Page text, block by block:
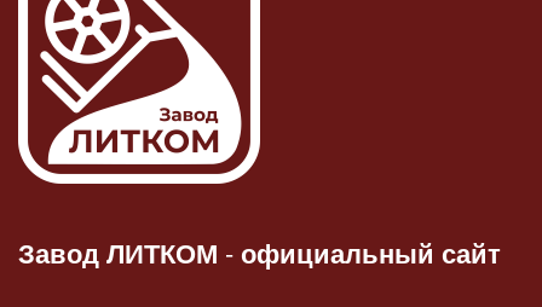
Завод ЛИТКОМ -официальный сайт